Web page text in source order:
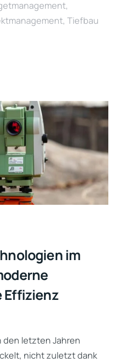
,
, Tiefbau
im
Effizienz
den letzten Jahren
nicht zuletzt dank